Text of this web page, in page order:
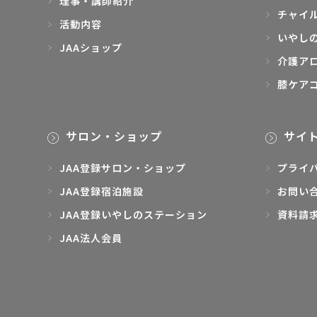
活動内容
JAAショップ
チャイ
いやし
介護ア
膝ケア
サロン・ショップ
JAA登録サロン・ショップ
JAA登録宿泊施設
JAA登録いやしのステーション
JAA法人会員
サイ
プライ
お問い
資料請